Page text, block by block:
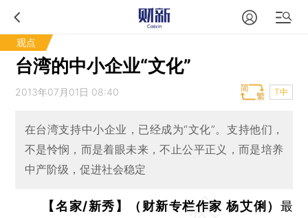
观点
台湾的中小企业“文化”
2013年07月01日 08:40 T中
在台湾支持中小企业，已经成为“文化”。支持他们，
不是怜悯，而是着眼未来，不止公平正义，而是培养
中产阶级，促进社会稳定
【名家/新秀】（财新专栏作家 杨艾俐） 最